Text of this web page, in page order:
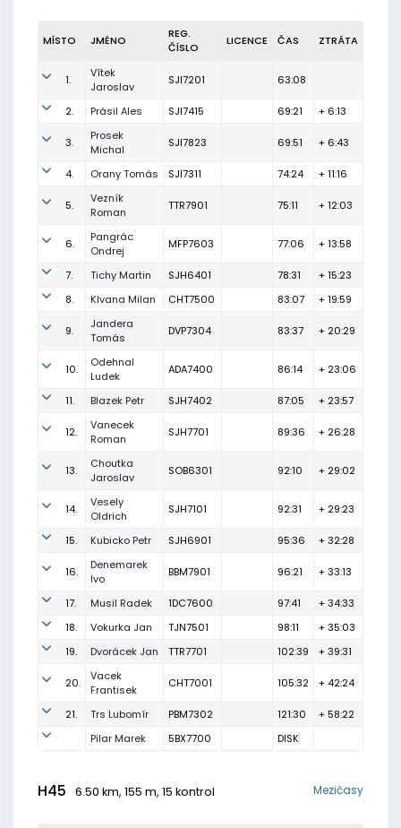
MÍSTO JMÉNO
REG.
ČÍSLO
LICENCE ČAS ZTRÁTA
1.
Vítek
Jaroslav
SJI7201 63:08
2. Prásil Ales SJI7415 69:21 + 6:13
3.
Prosek
Michal
SJI7823 69:51 + 6:43
4. Orany Tomás SJI7311 74:24 + 11:16
5.
Vezník
Roman
TTR7901 75:11 + 12:03
6.
Pangrác
Ondrej
MFP7603 77:06 + 13:58
7. Tichy Martin SJH6401 78:31
+ 15:23
8.
Klvana Milan CHT7500 83:07 + 19:59
9.
Jandera
Tomás
DVP7304 83:37 + 20:29
10.
Odehnal
Ludek
ADA7400 86:14 + 23:06
11. Blazek Petr SJH7402 87:05 + 23:57
12.
Vanecek
Roman
SJH7701 89:36 + 26:28
13.
Choutka
Jaroslav
SOB6301 92:10 + 29:02
14.
Vesely
Oldrich
SJH7101 92:31 + 29:23
15. Kubicko Petr SJH6901 95:36 + 32:28
16.
Denemarek
Ivo
BBM7901 96:21 + 33:13
17. Musil Radek 1DC7600 97:41
+ 34:33
18.
Vokurka Jan TJN7501 98:11
+ 35:03
19.
Dvorácek Jan TTR7701 102:39 + 39:31
20.
Vacek
Frantisek
CHT7001 105:32 + 42:24
21. Trs Lubomír PBM7302 121:30
+ 58:22
Pilar Marek
5BX7700 DISK
H45 6.50 km, 155 m, 15 kontrol Mezičasy